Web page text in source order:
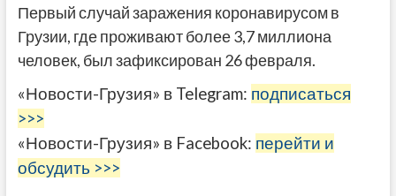
Первый случай заражения коронавирусом в
Грузии, где проживают более 3,7 миллиона
человек, был зафиксирован 26 февраля.
«Новости-Грузия» в Telegram: подписаться
>>>
«Новости-Грузия» в Facebook: перейти и
обсудить >>>